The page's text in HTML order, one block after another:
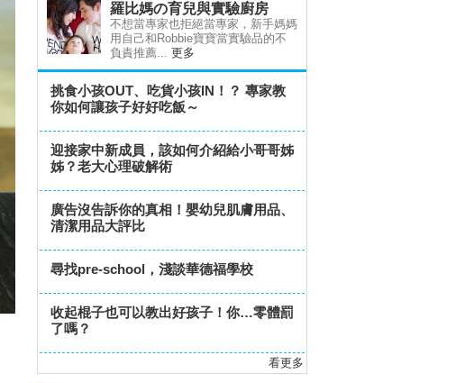
羅比媽の育兒與實驗廚房
不想當專家也拒絕當專家，新手媽媽
用自己和Robbie寶寶當實驗品的不
負責推薦... 更多
挑食小孩OUT、吃貨小孩IN！？ 專家教
你如何讓孩子好好吃飯～
迎接家中新成員，該如何介紹給小哥哥姊
姊？老大心理破解術
廣告沒告訴你的真相！嬰幼兒肌膚用品、
清潔用品大評比
尋找pre-school，淺談華德福學校
收起棍子也可以教出好孩子！你…零體罰
了嗎？
看更多